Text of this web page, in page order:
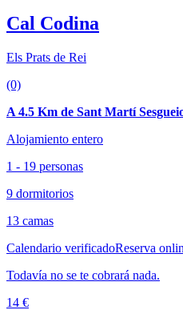
Cal Codina
Els Prats de Rei
(0)
A 4.5 Km de Sant Martí
Alojamiento entero
1 - 19 personas
9 dormitorios
13 camas
Calendario verificadoReserva
Todavía no se te cobrará nada.
14 €